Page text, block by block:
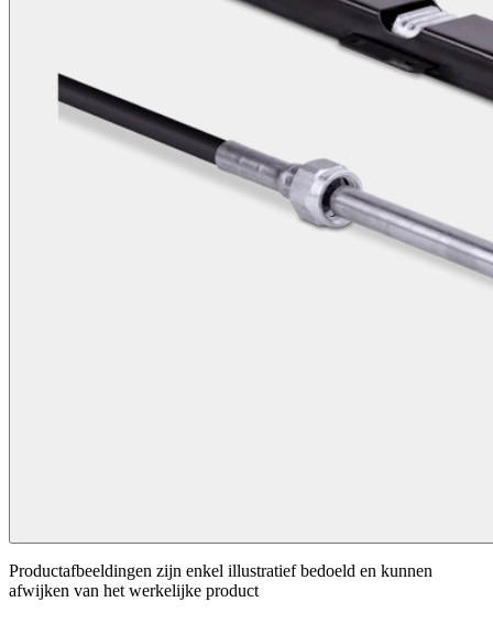
Productafbeeldingen zijn enkel illustratief bedoeld en kunnen
afwijken van het werkelijke product